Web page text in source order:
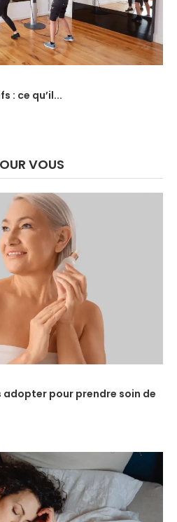
: ce qu’il...
VOUS
adopter pour prendre soin de